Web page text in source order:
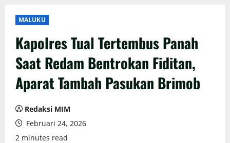
MALUKU
Kapolres Tual Tertembus Panah
Saat Redam Bentrokan Fiditan,
Aparat Tambah Pasukan Brimob
Redaksi MIM
Februari 24, 2026
2 minutes read